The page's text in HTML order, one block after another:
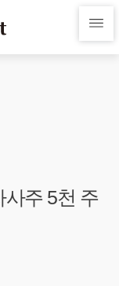
사주 5천 주